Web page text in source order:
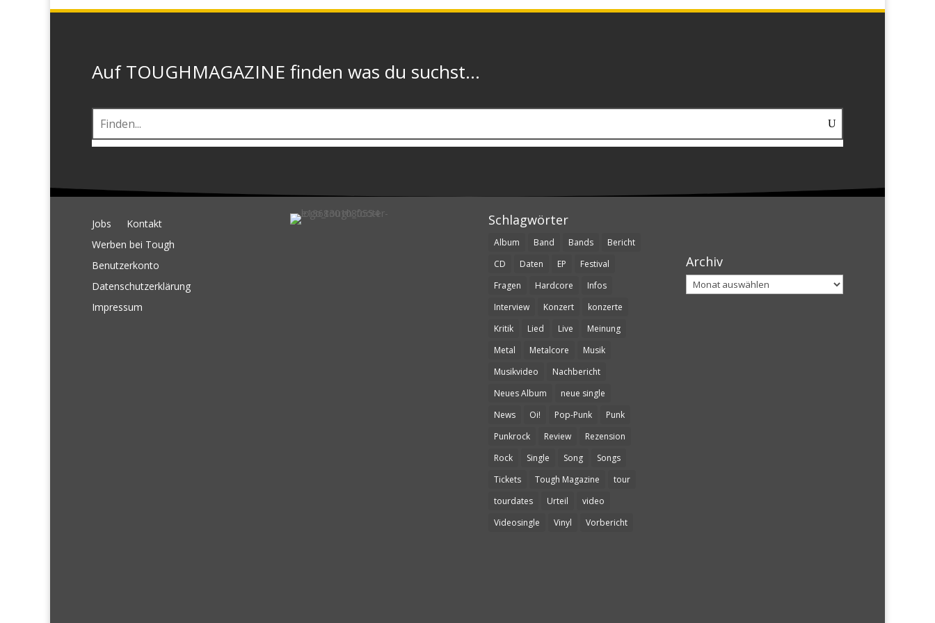
Auf TOUGHMAGAZINE finden was du suchst...
Jobs
Kontakt
Werben bei Tough
Benutzerkonto
Datenschutzerklärung
Impressum
Schlagwörter
Album Band Bands
Bericht
CD
Daten EP
Festival
Fragen
Hardcore
Infos
Interview
Konzert
konzerte
Kritik
Lied Live
Meinung
Metal
Metalcore
Musik
Musikvideo
Nachbericht
Neues Album
neue single
News
Oi! Pop-Punk
Punk
Punkrock
Review
Rezension
Rock
Single Song
Songs
Tickets
Tough Magazine
tour
tourdates
Urteil
video
Videosingle
Vinyl Vorbericht
Archiv
Archiv